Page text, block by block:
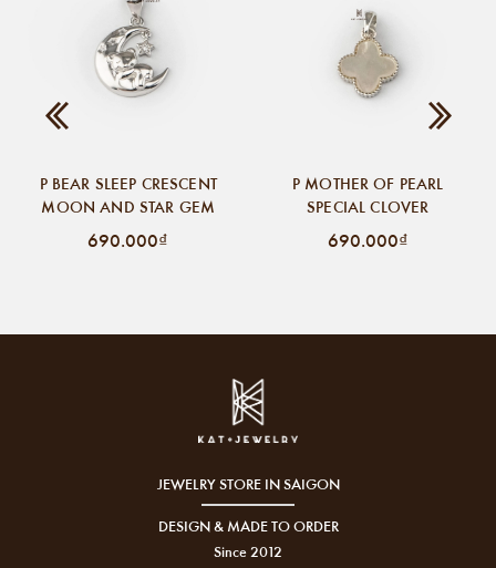
P BEAR SLEEP CRESCENT
MOON AND STAR GEM
690.000₫
P MOTHER OF PEARL
SPECIAL CLOVER
690.000₫
JEWELRY STORE IN SAIGON
DESIGN & MADE TO ORDER
Since 2012